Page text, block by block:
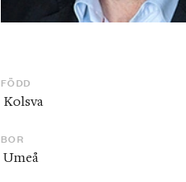
FÖDD
Kolsva
BOR
Umeå